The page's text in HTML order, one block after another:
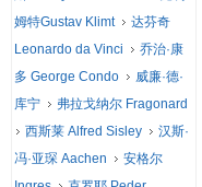
姆特Gustav Klimt
达芬奇
Leonardo da Vinci
乔治·康
多 George Condo
威廉·德·
库宁
弗拉戈纳尔 Fragonard
西斯莱 Alfred Sisley
汉斯·
冯·亚琛 Aachen
安格尔